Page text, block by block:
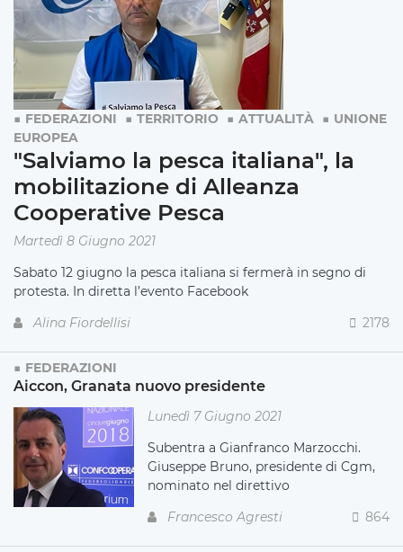
FEDERAZIONI TERRITORIO ATTUALITÀ
UNIONE
EUROPEA
"Salviamo la pesca italiana", la
mobilitazione di Alleanza
Cooperative Pesca
Martedì 8 Giugno 2021
Sabato 12 giugno la pesca italiana si fermerà in segno di
protesta. In diretta l’evento Facebook
Alina Fiordellisi
2178
FEDERAZIONI
Aiccon, Granata nuovo presidente
Lunedì 7 Giugno 2021
Subentra a Gianfranco Marzocchi.
Giuseppe Bruno, presidente di Cgm,
nominato nel direttivo
Francesco Agresti
864